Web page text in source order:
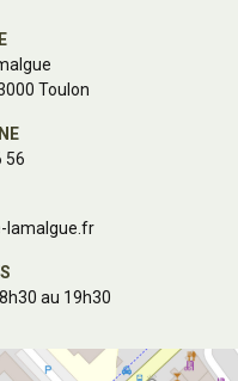
Toulon
56
lamalgue.fr
au 19h30